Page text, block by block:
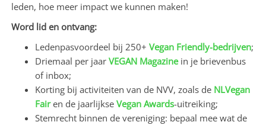
leden, hoe meer impact we kunnen maken!
Word lid en ontvang:
Ledenpasvoordeel bij 250+Vegan Friendly-bedrijven;
Driemaal per jaarVEGAN Magazinein je brievenbus
of inbox;
Korting bij activiteiten van de NVV, zoals de NLVegan
Fairen de jaarlijkseVegan Awards-uitreiking;
Stemrecht binnen de vereniging: bepaal mee wat de